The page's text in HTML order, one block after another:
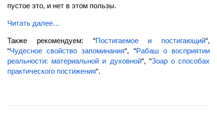
пустое это, и нет в этом пользы.
Читать далее…
Также рекомендуем: “Постигаемое и постигающий“,
“Чудесное свойство запоминания“, “Рабаш о восприятии
реальности: материальной и духовной“, “Зоар о способах
практического постижения“.